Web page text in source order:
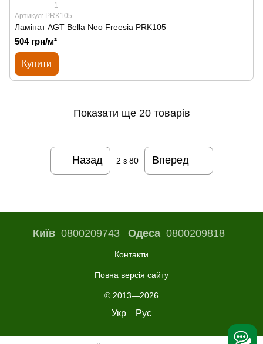
1
Артикул: PRK105
Ламінат AGT Bella Neo Freesia PRK105
504 грн/м²
Купити
Показати ще 20 товарів
Назад 2 з 80 Вперед
Київ0800209743 Одеса0800209818
Контакти
Повна версія сайту
© 2013—2026
Укр Рус